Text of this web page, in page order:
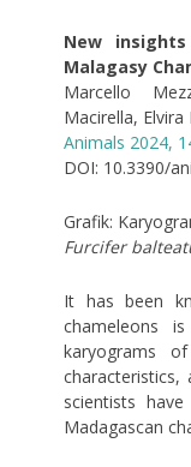
New
Malagasy
Marcello
Macirella, Elvira
Animals 2024,
DOI: 10.3390/
Grafik:
Furcifer
It has been
chameleons
karyograms
scientists
Madagascan